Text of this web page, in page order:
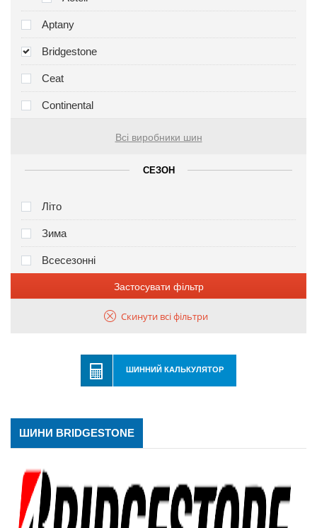
Aptany
Bridgestone
Ceat
Continental
Всі виробники шин
СЕЗОН
Літо
Зима
Всесезонні
Застосувати фільтр
Скинути всі фільтри
ШИННИЙ КАЛЬКУЛЯТОР
ШИНИ BRIDGESTONE